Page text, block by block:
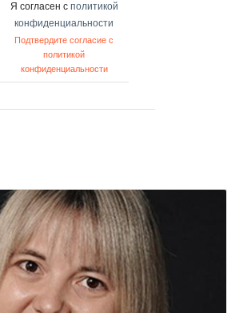
Я согласен с политикой
конфиденциальности
Подтвердите согласие с
политикой
конфиденциальности